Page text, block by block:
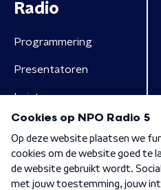
Radio
Programmering
Presentatoren
Luisteren
Algemene voorwaarden